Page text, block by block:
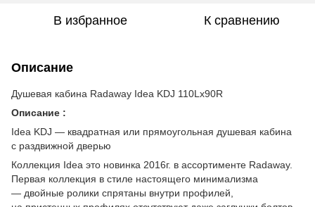
В избранное К сравнению
Описание
Душевая кабина Radaway Idea KDJ 110Lx90R
Описание :
Idea KDJ — квадратная или прямоугольная душевая кабина
с раздвижной дверью
Коллекция Idea это новинка 2016г. в ассортименте Radaway.
Первая коллекция в стиле настоящего минимализма
— двойные ролики спрятаны внутри профилей,